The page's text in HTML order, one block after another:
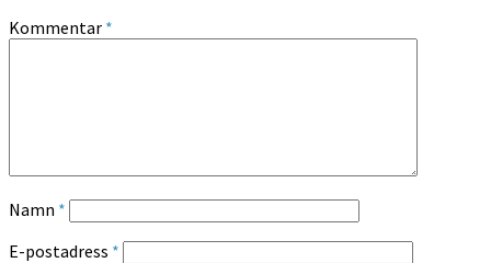
Kommentar *
Namn *
E-postadress *